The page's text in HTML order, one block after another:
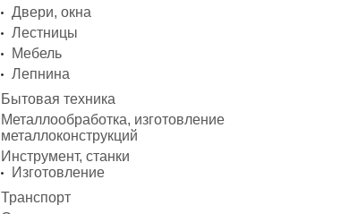
Двери, окна
Лестницы
Мебель
Лепнина
Бытовая техника
Металлообработка, изготовление
металлоконструкций
Инструмент, станки
Изготовление
Транспорт